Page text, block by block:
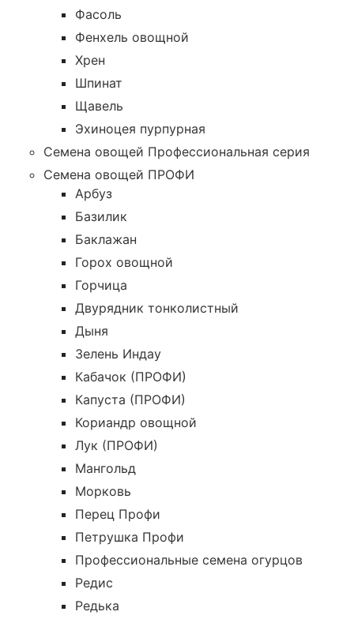
Фасоль
Фенхель овощной
Хрен
Шпинат
Щавель
Эхиноцея пурпурная
Семена овощей Профессиональная серия
Семена овощей ПРОФИ
Арбуз
Базилик
Баклажан
Горох овощной
Горчица
Двурядник тонколистный
Дыня
Зелень Индау
Кабачок (ПРОФИ)
Капуста (ПРОФИ)
Кориандр овощной
Лук (ПРОФИ)
Мангольд
Морковь
Перец Профи
Петрушка Профи
Профессиональные семена огурцов
Редис
Редька